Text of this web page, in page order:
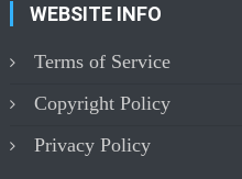
WEBSITE INFO
Terms of Service
Copyright Policy
Privacy Policy